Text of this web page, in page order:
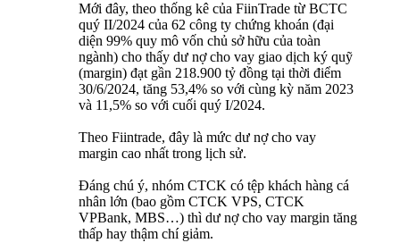
Mới đây, theo thống kê của FiinTrade từ BCTC
quý II/2024 của 62 công ty chứng khoán (đại
diện 99% quy mô vốn chủ sở hữu của toàn
ngành) cho thấy dư nợ cho vay giao dịch ký quỹ
(margin) đạt gần 218.900 tỷ đồng tại thời điểm
30/6/2024, tăng 53,4% so với cùng kỳ năm 2023
và 11,5% so với cuối quý I/2024.
Theo Fiintrade, đây là mức dư nợ cho vay
margin cao nhất trong lịch sử.
Đáng chú ý, nhóm CTCK có tệp khách hàng cá
nhân lớn (bao gồm CTCK VPS, CTCK
VPBank, MBS…) thì dư nợ cho vay margin tăng
thấp hay thậm chí giảm.